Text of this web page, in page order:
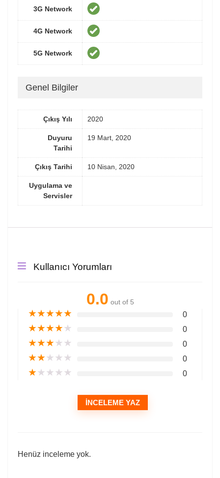
3G Network
4G Network
5G Network
Genel Bilgiler
Çıkış Yılı 2020
Duyuru
Tarihi
19 Mart, 2020
Çıkış Tarihi 10 Nisan, 2020
Uygulama ve
Servisler
Kullanıcı Yorumları
0.0 out of 5
★★★★★ 0
★★★★★ 0
★★★★★ 0
★★★★★ 0
★★★★★ 0
İNCELEME YAZ
Henüz inceleme yok.